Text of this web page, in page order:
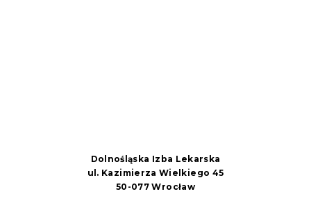
Dolnośląska Izba Lekarska
ul. Kazimierza Wielkiego 45
50-077 Wrocław